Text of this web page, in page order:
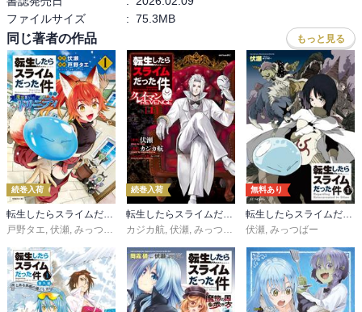
ファイルサイズ
: 75.3MB
同じ著者の作品 もっと見る
続巻入荷
転生したらスライムだった件 異聞 ～魔国暮らしのトリニティ～
戸野タエ, 伏瀬, みっつばー
続巻入荷
転生したらスライムだった件 クレイマンＲＥＶＥＮＧＥ
カジカ航, 伏瀬, みっつばー
無料あり
転生したらスライムだった件
伏瀬, みっつばー